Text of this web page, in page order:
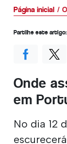
Página inicial
Onde
em
No dia 12
Partilhe este artigo: